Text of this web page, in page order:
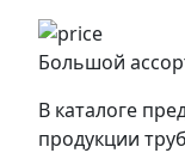
Большой
В каталоге
продукции